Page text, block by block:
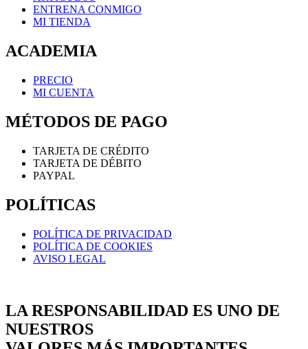
ENTRENA CONMIGO
MI TIENDA
ACADEMIA
PRECIO
MI CUENTA
MÉTODOS DE PAGO
TARJETA DE CRÉDITO
TARJETA DE DÉBITO
PAYPAL
POLÍTICAS
POLÍTICA DE PRIVACIDAD
POLÍTICA DE COOKIES
AVISO LEGAL
LA RESPONSABILIDAD ES UNO DE
NUESTROS